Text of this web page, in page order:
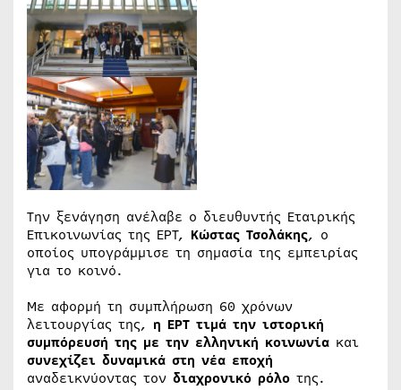
Την ξενάγηση ανέλαβε ο διευθυντής Εταιρικής
Επικοινωνίας της ΕΡΤ, Κώστας Τσολάκης, ο
οποίος υπογράμμισε τη σημασία της εμπειρίας
για το κοινό.
Με αφορμή τη συμπλήρωση 60 χρόνων
λειτουργίας της, η ΕΡΤ τιμά την ιστορική
συμπόρευσή της με την ελληνική κοινωνία και
συνεχίζει δυναμικά στη νέα εποχή
αναδεικνύοντας τον διαχρονικό ρόλο της.